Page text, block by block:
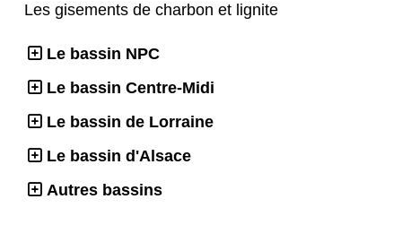
Les gisements de charbon et lignite
Le bassin NPC
Le bassin Centre-Midi
Le bassin de Lorraine
Le bassin d'Alsace
Autres bassins